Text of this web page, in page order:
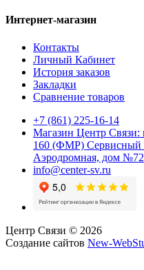
Интернет-магазин
Контакты
Личный Кабинет
История заказов
Закладки
Сравнение товаров
+7 (861) 225-16-14
Магазин Центр Связи:
160 (ФМР) Сервисный
Аэродромная, дом №72
info@center-sv.ru
Центр Связи © 2026
Создание сайтов New-